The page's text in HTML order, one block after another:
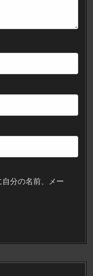
分の名前、メー